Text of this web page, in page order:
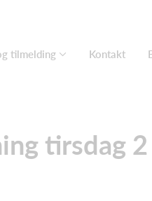
tilmelding Kontakt
tirsdag 2